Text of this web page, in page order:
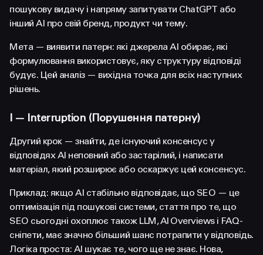
пошукову видачу і напряму запитувати ChatGPT або
інший AI про свій бренд, продукт чи тему.
Мета — виявити патерн: які джерела AI обирає, які
формулювання використовує, яку структуру відповіді
будує. Цей аналіз — вихідна точка для всіх наступних
рішень.
I — Interruption (Порушення патерну)
Другий крок — знайти, де існуючий консенсус у
відповідях AI неповний або застарілий, і написати
матеріал, який розширює або оскаржує цей консенсус.
Приклад: якщо AI стабільно відповідає, що SEO — це
оптимізація під пошукові системи, стаття про те, що
SEO сьогодні охоплює також LLM, AI Overviews і FAQ-
сніпети, має значно більший шанс потрапити у відповідь.
Логіка проста: AI шукає те, чого ще не знає. Нова,